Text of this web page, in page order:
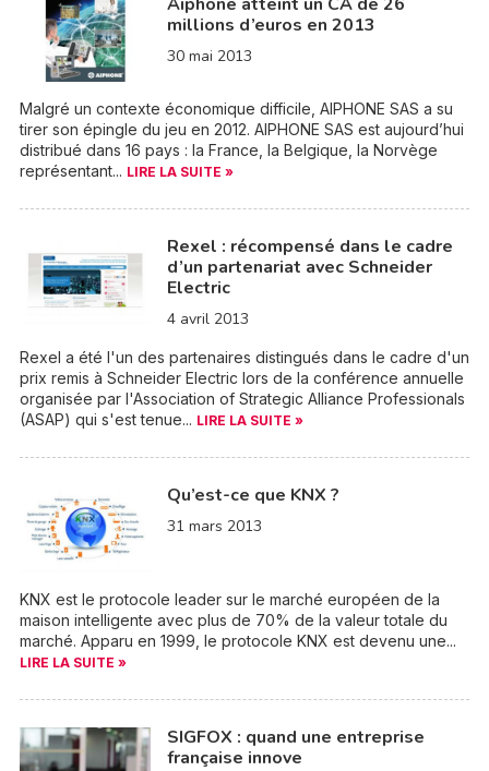
millions d’euros en 2013
30 mai 2013
Malgré un contexte économique difficile, AIPHONE SAS a su
tirer son épingle du jeu en 2012. AIPHONE SAS est aujourd’hui
distribué dans 16 pays : la France, la Belgique, la Norvège
représentant... LIRE LA SUITE »
Rexel : récompensé dans le cadre
d’un partenariat avec Schneider
Electric
4 avril 2013
Rexel a été l'un des partenaires distingués dans le cadre d'un
prix remis à Schneider Electric lors de la conférence annuelle
organisée par l'Association of Strategic Alliance Professionals
(ASAP) qui s'est tenue... LIRE LA SUITE »
Qu’est-ce que KNX ?
31 mars 2013
KNX est le protocole leader sur le marché européen de la
maison intelligente avec plus de 70% de la valeur totale du
marché. Apparu en 1999, le protocole KNX est devenu une...
LIRE LA SUITE »
SIGFOX : quand une entreprise
française innove